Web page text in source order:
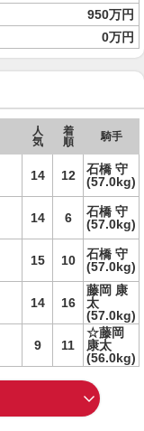
950万円
0万円
人
気
着
順
騎手
14 12
石橋 守
(57.0kg)
14 6
石橋 守
(57.0kg)
15 10
石橋 守
(57.0kg)
14 16
藤岡 康
太
(57.0kg)
9 11
☆藤岡
康太
(56.0kg)